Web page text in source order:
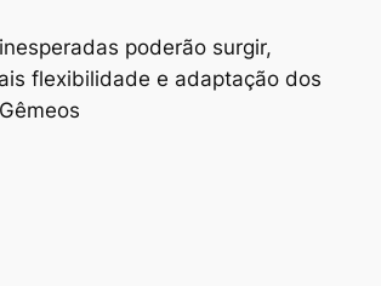
poderão surgir,
flexibilidade e adaptação dos